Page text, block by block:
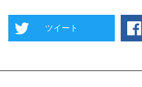
ツイート